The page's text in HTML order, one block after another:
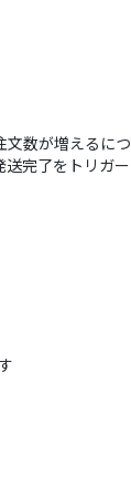
数が増えるにつ
完了をトリガー